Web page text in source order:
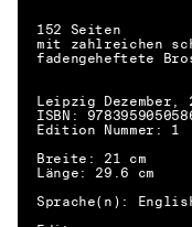
DE → EN
152 Seiten
mit zahlreichen
fadengeheftete
Leipzig Dezember,
ISBN:
Edition Nummer: 1
Breite: 21 cm
Länge: 29.6 cm
Sprache(n):